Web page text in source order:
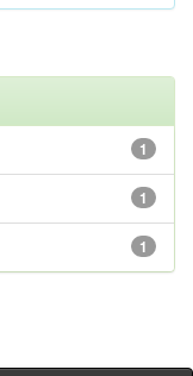
1
1
1